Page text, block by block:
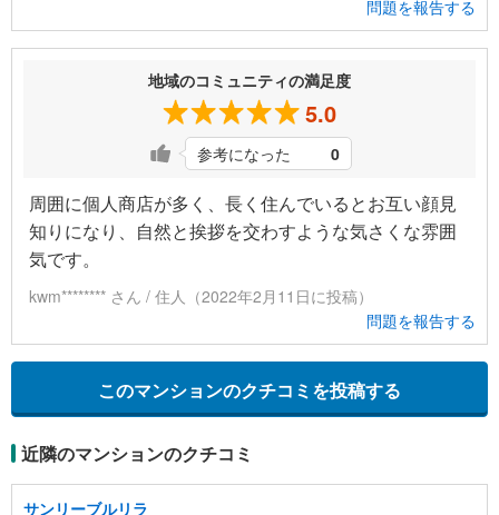
問題を報告する
地域のコミュニティの満足度
5.0
参考になった 0
周囲に個人商店が多く、長く住んでいるとお互い顔見
知りになり、自然と挨拶を交わすような気さくな雰囲
気です。
kwm******** さん / 住人（2022年2月11日に投稿）
問題を報告する
このマンションのクチコミを投稿する
近隣のマンションのクチコミ
サンリーブルリラ